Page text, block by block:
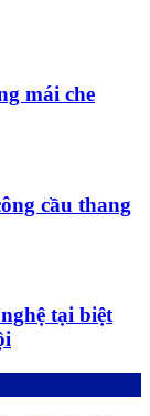
mái che
cầu thang
tại biệt